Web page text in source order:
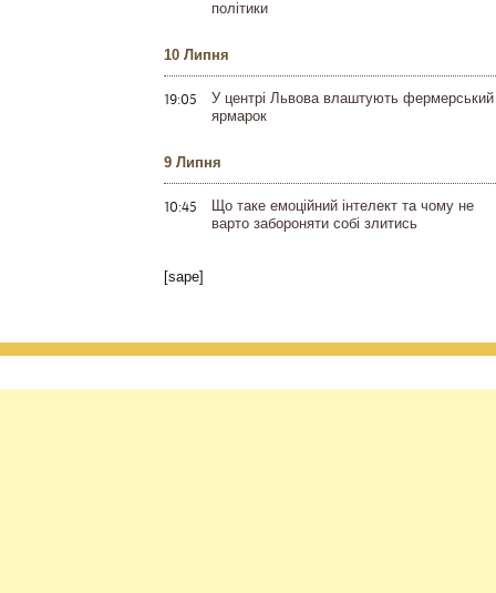
політики
10 Липня
19:05
У центрі Львова влаштують фермерський
ярмарок
9 Липня
10:45
Що таке емоційний інтелект та чому не
варто забороняти собі злитись
[sape]